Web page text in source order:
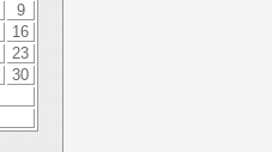
9
16
23
30